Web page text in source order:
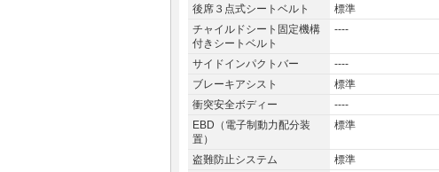
後席３点式シートベルト
標準
チャイルドシート固定機構
付きシートベルト
----
サイドインパクトバー
----
ブレーキアシスト
標準
衝突安全ボディー
----
EBD（電子制動力配分装
置）
標準
盗難防止システム
標準